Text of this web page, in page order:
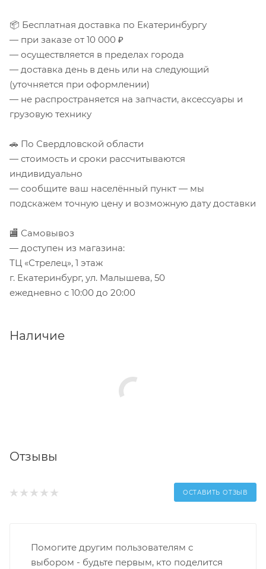
📦 Бесплатная доставка по Екатеринбургу
— при заказе от 10 000 ₽
— осуществляется в пределах города
— доставка день в день или на следующий
(уточняется при оформлении)
— не распространяется на запчасти, аксессуары и
грузовую технику
🚗 По Свердловской области
— стоимость и сроки рассчитываются
индивидуально
— сообщите ваш населённый пункт — мы
подскажем точную цену и возможную дату доставки
🏬 Самовывоз
— доступен из магазина:
ТЦ «Стрелец», 1 этаж
г. Екатеринбург, ул. Малышева, 50
ежедневно с 10:00 до 20:00
Наличие
Отзывы
ОСТАВИТЬ ОТЗЫВ
Помогите другим пользователям с
выбором - будьте первым, кто поделится